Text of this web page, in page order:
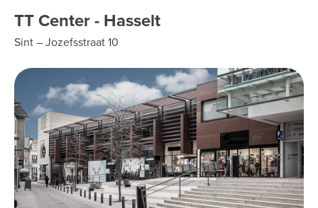
TT Center - Hasselt
Sint – Jozefsstraat 10